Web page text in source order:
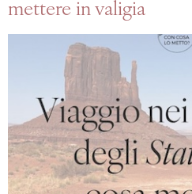
mettere in valigia